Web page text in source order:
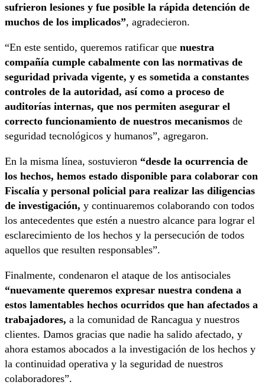
sufrieron lesiones y fue posible la rápida detención de
muchos de los implicados”, agradecieron.
“En este sentido, queremos ratificar que nuestra
compañía cumple cabalmente con las normativas de
seguridad privada vigente, y es sometida a constantes
controles de la autoridad, así como a proceso de
auditorías internas, que nos permiten asegurar el
correcto funcionamiento de nuestros mecanismos de
seguridad tecnológicos y humanos”, agregaron.
En la misma línea, sostuvieron “desde la ocurrencia de
los hechos, hemos estado disponible para colaborar con
Fiscalía y personal policial para realizar las diligencias
de investigación, y continuaremos colaborando con todos
los antecedentes que estén a nuestro alcance para lograr el
esclarecimiento de los hechos y la persecución de todos
aquellos que resulten responsables”.
Finalmente, condenaron el ataque de los antisociales
“nuevamente queremos expresar nuestra condena a
estos lamentables hechos ocurridos que han afectados a
trabajadores, a la comunidad de Rancagua y nuestros
clientes. Damos gracias que nadie ha salido afectado, y
ahora estamos abocados a la investigación de los hechos y
la continuidad operativa y la seguridad de nuestros
colaboradores”.